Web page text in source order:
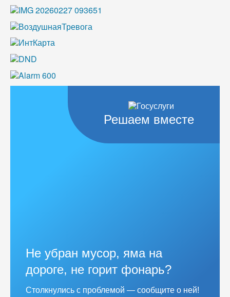
Решаем вместе
Не убран мусор, яма на
дороге, не горит фонарь?
Столкнулись с проблемой — сообщите о ней!